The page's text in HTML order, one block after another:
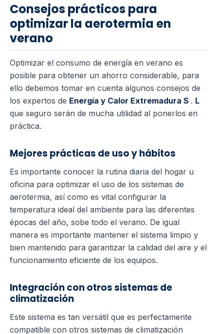
Consejos prácticos para
optimizar la aerotermia en
verano
Optimizar el consumo de energía en verano es
posible para obtener un ahorro considerable, para
ello debemos tomar en cuenta algunos consejos de
los expertos de Energía y Calor Extremadura S . L
que seguro serán de mucha utilidad al ponerlos en
práctica.
Mejores prácticas de uso y hábitos
Es importante conocer la rutina diaria del hogar u
oficina para optimizar el uso de los sistemas de
aerotermia, así como es vital configurar la
temperatura ideal del ambiente para las diferentes
épocas del año, sobe todo el verano. De igual
manera es importante mantener el sistema limpio y
bien mantenido para garantizar la calidad del aire y el
funcionamiento eficiente de los equipos.
Integración con otros sistemas de
climatización
Este sistema es tan versátil que es perfectamente
compatible con otros sistemas de climatización